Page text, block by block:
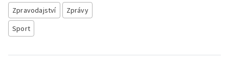
Zpravodajství
Zprávy
Sport